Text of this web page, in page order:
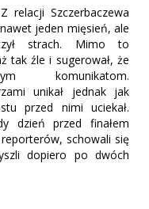
relacji Szczerbaczewa
jeden mięsień, ale
strach. Mimo to
tak źle i sugerował, że
komunikatom.
unikał jednak jak
przed nimi uciekał.
dzień przed finałem
schowali się
dopiero po dwóch